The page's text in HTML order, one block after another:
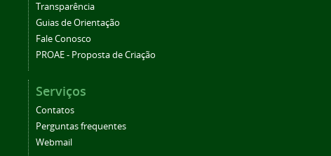
Transparência
Guias de Orientação
Fale Conosco
PROAE - Proposta de Criação
Serviços
Contatos
Perguntas frequentes
Webmail